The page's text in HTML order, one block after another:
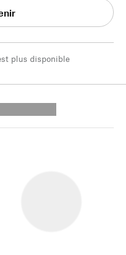
plus disponible